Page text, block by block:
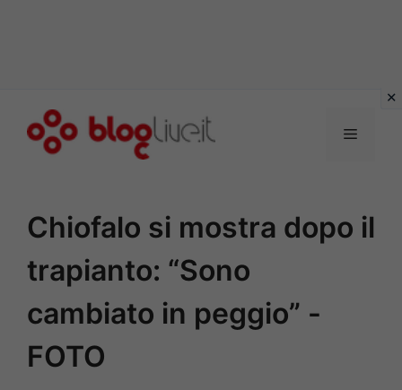
Menu
Chiofalo si mostra dopo il
trapianto: “Sono
cambiato in peggio” -
FOTO